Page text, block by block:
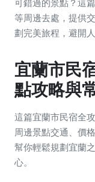
可錯過的景點？這
等周邊去處，提供
劃完美旅程，避開
宜蘭市民
點攻略與
這篇宜蘭市民宿全
周邊景點交通、價
幫你輕鬆規劃宜蘭
心。